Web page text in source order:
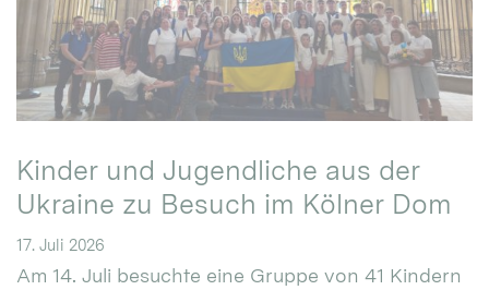
Kinder und Jugendliche aus der
Ukraine zu Besuch im Kölner Dom
17. Juli 2026
Am 14. Juli besuchte eine Gruppe von 41 Kindern